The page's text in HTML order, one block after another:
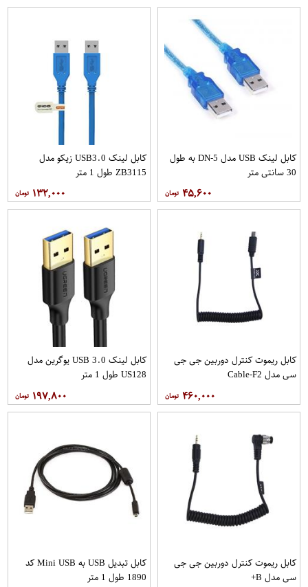
کابل لینک USB مدل DN-5 به طول
30 سانتی متر
۴۵,۶۰۰
کابل لینک USB3.0 زیکو مدل
ZB3115 طول 1 متر
۱۳۲,۰۰۰
کابل ریموت کنترل دوربین جی جی
سی مدل Cable-F2
۴۶۰,۰۰۰
کابل لینک USB 3.0 یوگرین مدل
US128 طول 1 متر
۱۹۷,۸۰۰
کابل ریموت کنترل دوربین جی جی
سی مدل B+
کابل تبدیل USB به Mini USB کد
1890 طول 1 متر